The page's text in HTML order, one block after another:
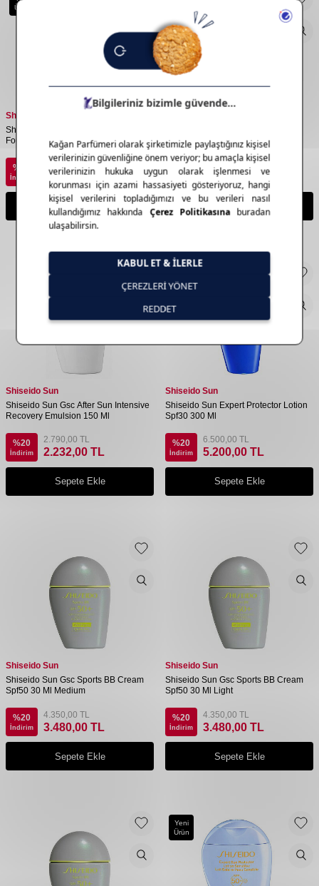
Ürün
Shiseido Sun
Shiseido Uv Protection Compact
Foundation Medium Ivory
%
İndirim
4.850,00TL
3.880,00TL
Sepete Ekle
Foundation Medium Beige
%20 4.850,00TL
3.880,00TL
Sepete Ekle
Shiseido Sun
Shiseido Sun Gsc After Sun Intensive
Recovery Emulsion 150 Ml
%20
İndirim
2.790,00 TL
2.232,00 TL
Sepete Ekle
Shiseido Sun
Shiseido Sun Expert Protector Lotion
Spf30 300 Ml
%20
İndirim
6.500,00 TL
5.200,00 TL
Sepete Ekle
Shiseido Sun
Shiseido Sun Gsc Sports BB Cream
Spf50 30 Ml Medium
%20
İndirim
4.350,00 TL
3.480,00 TL
Sepete Ekle
Shiseido Sun
Shiseido Sun Gsc Sports BB Cream
Spf50 30 Ml Light
%20
İndirim
4.350,00 TL
3.480,00 TL
Sepete Ekle
Yeni
Ürün